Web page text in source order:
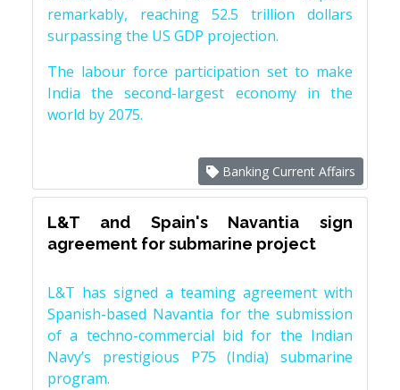
remarkably, reaching 52.5 trillion dollars
surpassing the US GDP projection.
The labour force participation set to make
India the second-largest economy in the
world by 2075.
Banking Current Affairs
L&T and Spain's Navantia sign
agreement for submarine project
L&T has signed a teaming agreement with
Spanish-based Navantia for the submission
of a techno-commercial bid for the Indian
Navy’s prestigious P75 (India) submarine
program.